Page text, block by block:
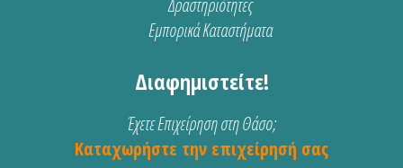
Δραστηριότητες
Εμπορικά Καταστήματα
Διαφημιστείτε!
Έχετε Επιχείρηση στη Θάσο;
Καταχωρήστε την επιχείρησή σας